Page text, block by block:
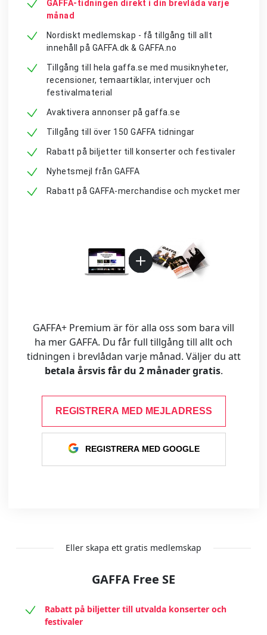
GAFFA-tidningen direkt i din brevlåda varje
månad
Nordiskt medlemskap - få tillgång till allt
innehåll på GAFFA.dk & GAFFA.no
Tillgång till hela gaffa.se med musiknyheter,
recensioner, temaartiklar, intervjuer och
festivalmaterial
Avaktivera annonser på gaffa.se
Tillgång till över 150 GAFFA tidningar
Rabatt på biljetter till konserter och festivaler
Nyhetsmejl från GAFFA
Rabatt på GAFFA-merchandise och mycket mer
GAFFA+ Premium är för alla oss som bara vill
ha mer GAFFA. Du får full tillgång till allt och
tidningen i brevlådan varje månad. Väljer du att
betala årsvis får du 2 månader gratis.
REGISTRERA MED MEJLADRESS
REGISTRERA MED GOOGLE
Eller skapa ett gratis medlemskap
GAFFA Free SE
Rabatt på biljetter till utvalda konserter och
festivaler